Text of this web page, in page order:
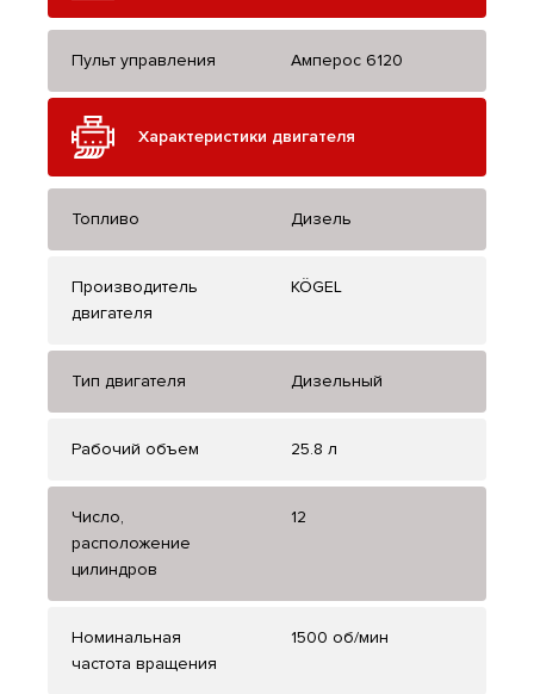
Пульт управления Амперос 6120
Характеристики двигателя
Топливо Дизель
Производитель
двигателя
KÖGEL
Тип двигателя Дизельный
Рабочий объем 25.8 л
Число,
расположение
цилиндров
12
Номинальная
частота вращения
1500 об/мин